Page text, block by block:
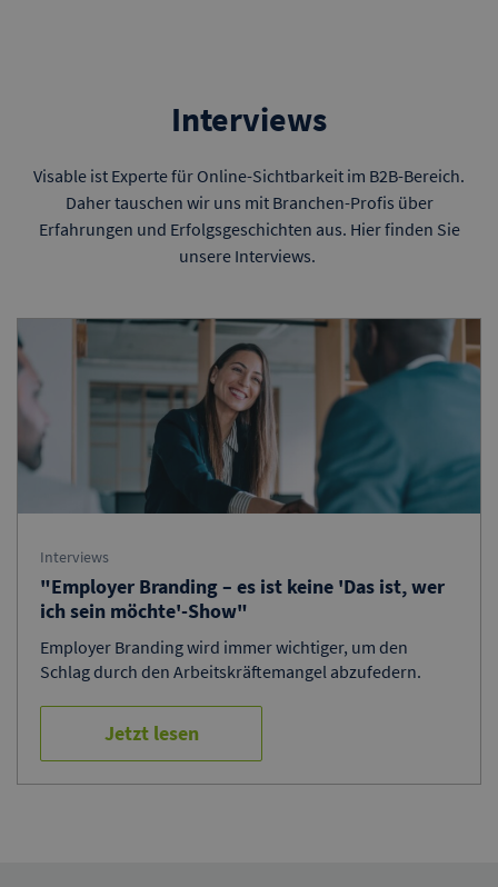
Interviews
Visable ist Experte für Online-Sichtbarkeit im B2B-Bereich.
Daher tauschen wir uns mit Branchen-Profis über
Erfahrungen und Erfolgsgeschichten aus. Hier finden Sie
unsere Interviews.
Interviews
"Employer Branding – es ist keine 'Das ist, wer
ich sein möchte'-Show"
Employer Branding wird immer wichtiger, um den
Schlag durch den Arbeitskräftemangel abzufedern.
Jetzt lesen